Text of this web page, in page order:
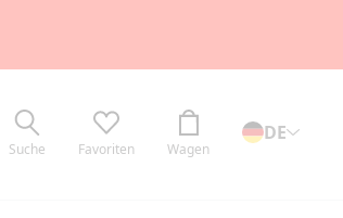
Suche Favoriten Wagen
DE